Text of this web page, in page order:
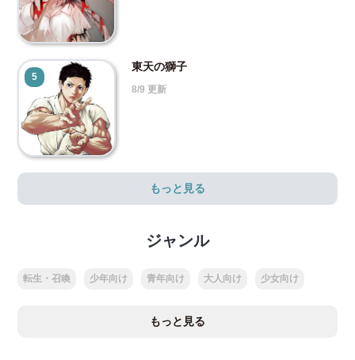
5
東天の獅子
8/9 更新
もっと見る
ジャンル
転生・召喚 少年向け 青年向け 大人向け 少女向け
もっと見る